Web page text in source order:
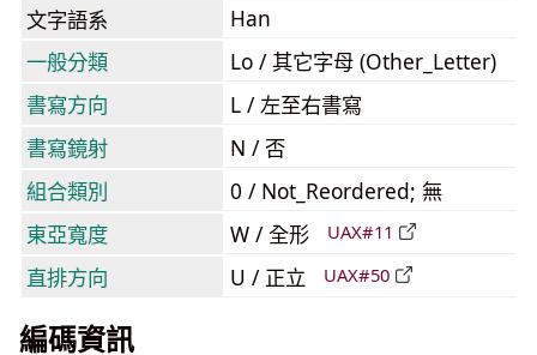
文字語系
Han
一般分類
Lo / 其它字母 (Other_Letter)
書寫方向
L / 左至右書寫
書寫鏡射
N / 否
組合類別
0 / Not_Reordered; 無
東亞寬度
W / 全形 UAX#11
直排方向 U / 正立 UAX#50
編碼資訊